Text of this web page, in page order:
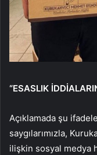
“ESASLIK
Açıklamada şu
saygılarımızla,
ilişkin sosyal medya